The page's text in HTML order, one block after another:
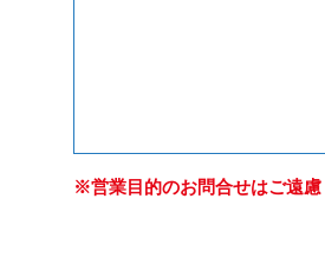
※営業目的のお問合せはご遠慮